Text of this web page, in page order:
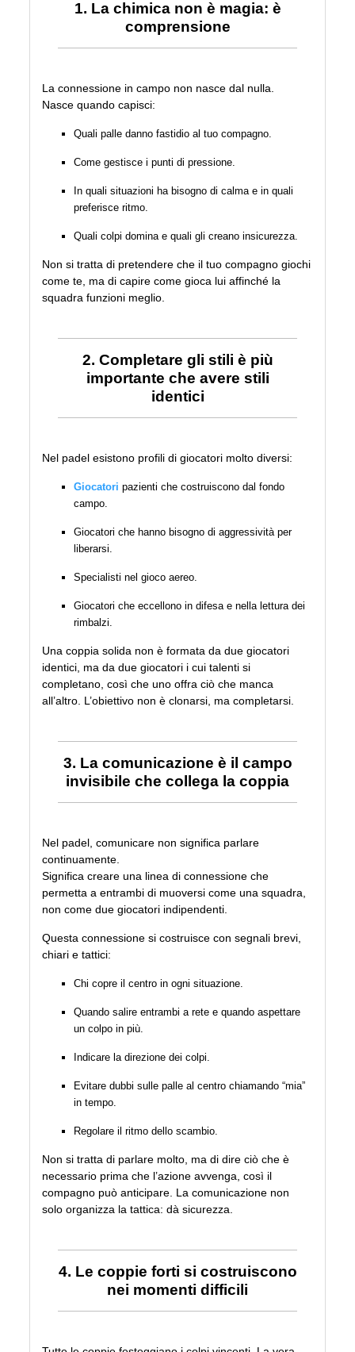
1. La chimica non è magia: è
comprensione
La connessione in campo non nasce dal nulla.
Nasce quando capisci:
Quali palle danno fastidio al tuo compagno.
Come gestisce i punti di pressione.
In quali situazioni ha bisogno di calma e in quali
preferisce ritmo.
Quali colpi domina e quali gli creano insicurezza.
Non si tratta di pretendere che il tuo compagno giochi
come te, ma di capire come gioca lui affinché la
squadra funzioni meglio.
2. Completare gli stili è più
importante che avere stili
identici
Nel padel esistono profili di giocatori molto diversi:
Giocatori pazienti che costruiscono dal fondo
campo.
Giocatori che hanno bisogno di aggressività per
liberarsi.
Specialisti nel gioco aereo.
Giocatori che eccellono in difesa e nella lettura dei
rimbalzi.
Una coppia solida non è formata da due giocatori
identici, ma da due giocatori i cui talenti si
completano, così che uno offra ciò che manca
all’altro. L’obiettivo non è clonarsi, ma completarsi.
3. La comunicazione è il campo
invisibile che collega la coppia
Nel padel, comunicare non significa parlare
continuamente.
Significa creare una linea di connessione che
permetta a entrambi di muoversi come una squadra,
non come due giocatori indipendenti.
Questa connessione si costruisce con segnali brevi,
chiari e tattici:
Chi copre il centro in ogni situazione.
Quando salire entrambi a rete e quando aspettare
un colpo in più.
Indicare la direzione dei colpi.
Evitare dubbi sulle palle al centro chiamando “mia”
in tempo.
Regolare il ritmo dello scambio.
Non si tratta di parlare molto, ma di dire ciò che è
necessario prima che l’azione avvenga, così il
compagno può anticipare. La comunicazione non
solo organizza la tattica: dà sicurezza.
4. Le coppie forti si costruiscono
nei momenti difficili